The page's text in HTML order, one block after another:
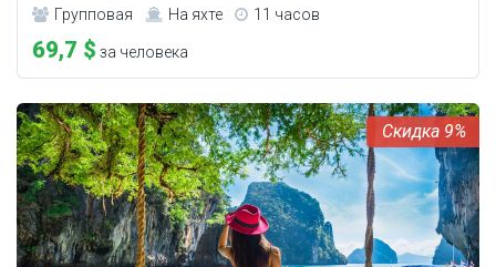
Групповая На яхте 11 часов
69,7 $ за человека
9%